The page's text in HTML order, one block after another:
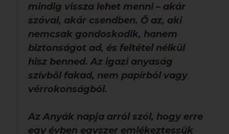
mindig vissza lehet menni – akár
szóval, akár csendben. Ő az, aki
nemcsak gondoskodik, hanem
biztonságot ad, és feltétel nélkül
hisz benned. Az igazi anyaság
szívből fakad, nem papírból vagy
vérrokonságból.
Az Anyák napja arról szól, hogy erre
egy évben egyszer emlékeztessük